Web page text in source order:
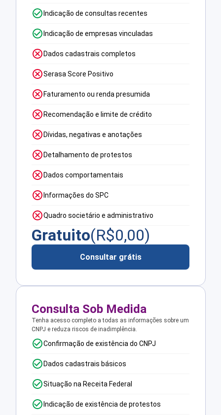
Indicação de consultas recentes
Indicação de empresas vinculadas
Dados cadastrais completos
Serasa Score Positivo
Faturamento ou renda presumida
Recomendação e limite de crédito
Dívidas, negativas e anotações
Detalhamento de protestos
Dados comportamentais
Informações do SPC
Quadro societário e administrativo
Gratuito(R$0,00)
Consultar grátis
Consulta Sob Medida
Tenha acesso completo a todas as informações sobre um
CNPJ e reduza riscos de inadimplência.
Confirmação de existência do CNPJ
Dados cadastrais básicos
Situação na Receita Federal
Indicação de existência de protestos